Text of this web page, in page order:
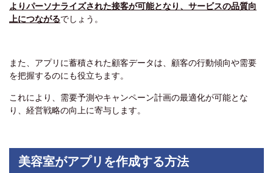
よりパーソナライズされた接客が可能となり、サービスの品質向
上につながるでしょう。
また、アプリに蓄積された顧客データは、顧客の行動傾向や需要
を把握するのにも役立ちます。
これにより、需要予測やキャンペーン計画の最適化が可能とな
り、経営戦略の向上に寄与します。
美容室がアプリを作成する方法